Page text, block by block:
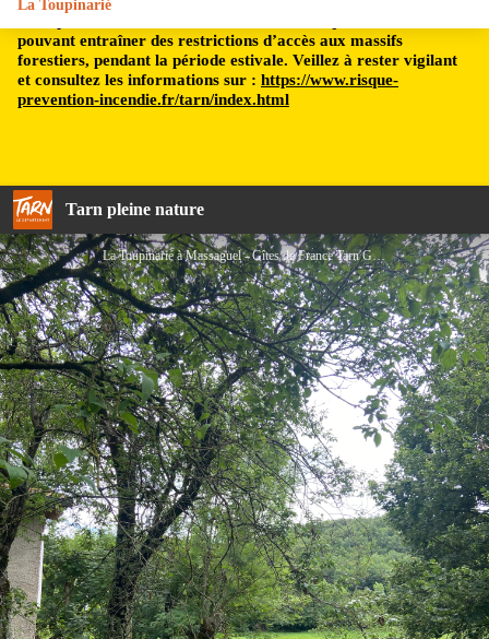
pouvant entraîner des restrictions d’accès aux massifs
forestiers, pendant la période estivale. Veillez à rester vigilant
et consultez les informations sur : https://www.risque-
prevention-incendie.fr/tarn/index.html
Tarn pleine nature
La Toupinarié
La Toupinarié à Massaguel - Gîtes de France Tarn G1733 - ATTER - Gîtes de France Tarn